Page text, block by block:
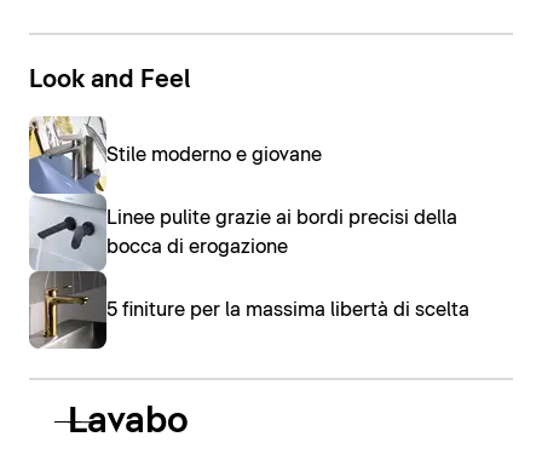
Look and Feel
Stile moderno e giovane
Linee pulite grazie ai bordi precisi della
bocca di erogazione
5 finiture per la massima libertà di scelta
Lavabo